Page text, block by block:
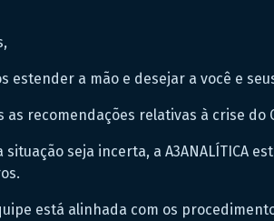
estender a mão e desejar a você e
as recomendações relativas à crise do
situação seja incerta, a A3ANALÍTICA
está alinhada com os